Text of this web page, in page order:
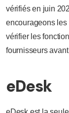
vérifiés en juin
encourageons les
vérifier les
fournisseurs
eDesk